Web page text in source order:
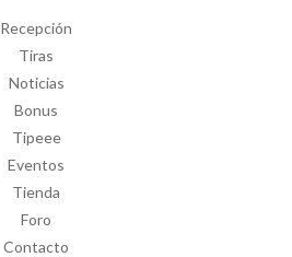
Recepción
Tiras
Noticias
Bonus
Tipeee
Eventos
Tienda
Foro
Contacto